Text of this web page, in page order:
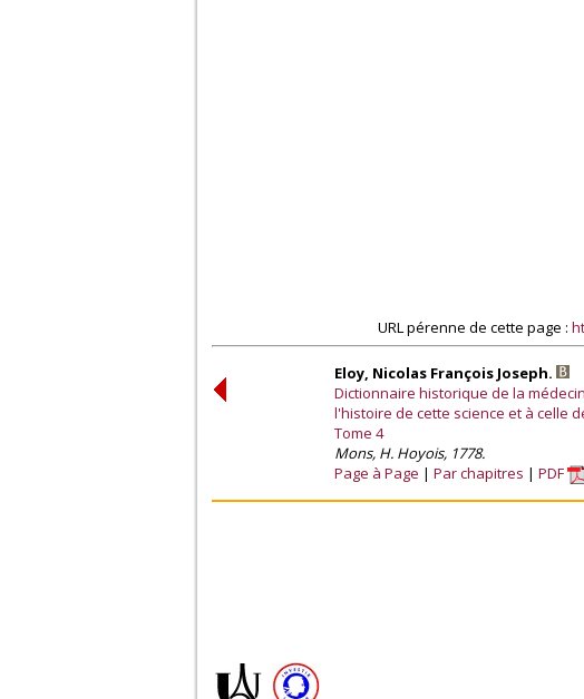
URL pérenne de cette page :
Eloy, Nicolas François Joseph.
Dictionnaire historique de la
l'histoire de cette science et à celle
Tome 4
Mons, H. Hoyois, 1778.
Page à Page
Par chapitres PDF